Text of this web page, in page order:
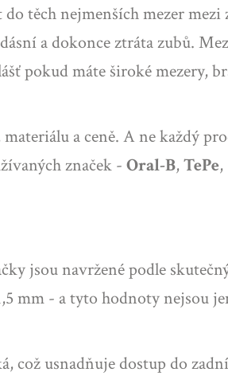
těch nejmenších mezer mezi
a dokonce ztráta zubů.
pokud máte široké mezery,
a ceně. A ne každý
značek - Oral-B,TePe,
jsou navržené podle
mm - a tyto hodnoty nejsou
což usnadňuje dostup do